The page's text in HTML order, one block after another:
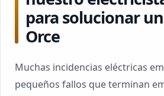
para solucionar
Orce
Muchas incidencias eléctricas
pequeños fallos que terminan